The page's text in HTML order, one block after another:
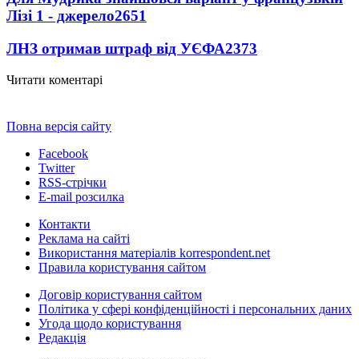
Лізі 1 - джерело2651
ЛНЗ отримав штраф від УЄФА2373
Читати коментарі
Повна версія сайту
Facebook
Twitter
RSS-стрічки
E-mail розсилка
Контакти
Реклама на сайті
Використання матеріалів korrespondent.net
Правила користування сайтом
Договір користування сайтом
Політика у сфері конфіденційності і персональних даних
Угода щодо користування
Редакція